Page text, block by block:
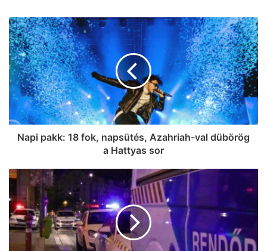
Napi pakk: 18 fok, napsütés, Azahriah-val dübörög
a Hattyas sor